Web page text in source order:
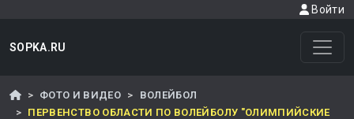
Войти
SOPKA.RU
ФОТО И ВИДЕО
ВОЛЕЙБОЛ
ПЕРВЕНСТВО ОБЛАСТИ ПО ВОЛЕЙБОЛУ "ОЛИМПИЙСКИЕ